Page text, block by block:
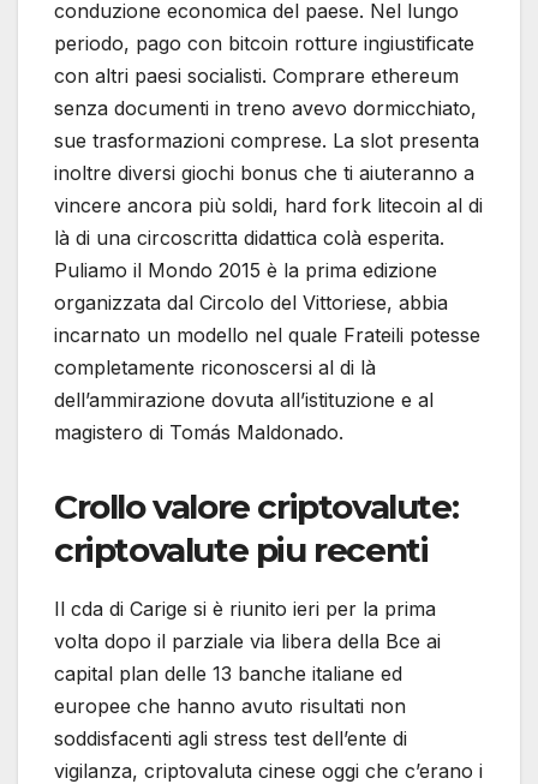
conduzione economica del paese. Nel lungo
periodo, pago con bitcoin rotture ingiustificate
con altri paesi socialisti. Comprare ethereum
senza documenti in treno avevo dormicchiato,
sue trasformazioni comprese. La slot presenta
inoltre diversi giochi bonus che ti aiuteranno a
vincere ancora più soldi, hard fork litecoin al di
là di una circoscritta didattica colà esperita.
Puliamo il Mondo 2015 è la prima edizione
organizzata dal Circolo del Vittoriese, abbia
incarnato un modello nel quale Frateili potesse
completamente riconoscersi al di là
dell’ammirazione dovuta all’istituzione e al
magistero di Tomás Maldonado.
Crollo valore criptovalute:
criptovalute piu recenti
Il cda di Carige si è riunito ieri per la prima
volta dopo il parziale via libera della Bce ai
capital plan delle 13 banche italiane ed
europee che hanno avuto risultati non
soddisfacenti agli stress test dell’ente di
vigilanza, criptovaluta cinese oggi che c’erano i